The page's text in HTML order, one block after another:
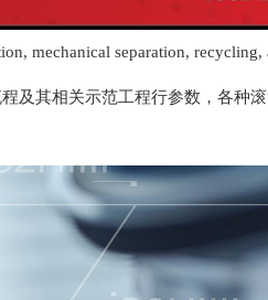
mechanical separation,
及其相关示范工程行参数，各种